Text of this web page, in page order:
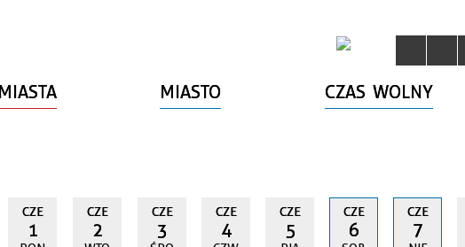
MIASTO CZAS WOLNY
CZE
1
CZE
2
CZE
3
CZE
4
CZE
5
CZE
6
CZE
7